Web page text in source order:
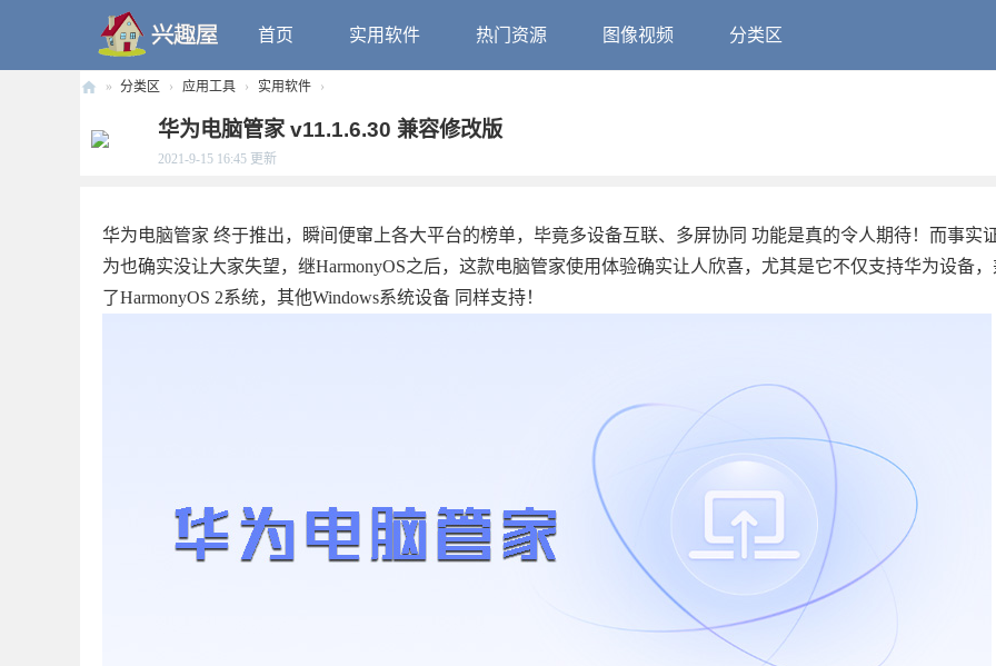
首页 实用软件 热门资源 图像视频 分类区
趣
» 分类区 › 应用工具 › 实用软件 ›
华为电脑管家 v11.1.6.30 兼容修改版
2021-9-15 16:45 更新
华为电脑管家 终于推出，瞬间便窜上各大平台的榜单，毕竟多设备互联、多屏协同 功能是真的令人期待！而事实
为也确实没让大家失望，继HarmonyOS之后，这款电脑管家使用体验确实让人欣喜，尤其是它不仅支持华为设备
了HarmonyOS 2系统，其他Windows系统设备 同样支持！